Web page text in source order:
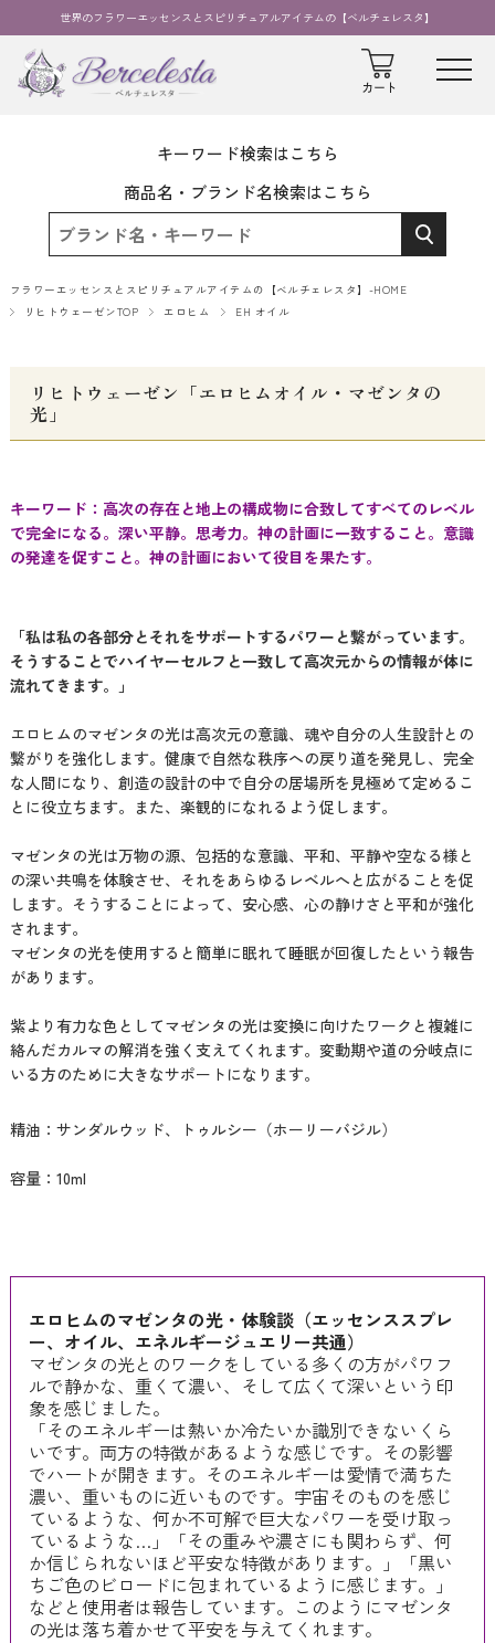
世界のフラワーエッセンスとスピリチュアルアイテムの【ベルチェレスタ】
キーワード検索はこちら
商品名・ブランド名検索はこちら
フラワーエッセンスとスピリチュアルアイテムの【ベルチェレスタ】-HOME
リヒトウェーゼンTOP
エロヒム EH オイル
リヒトウェーゼン「エロヒムオイル・マゼンタの
光」
キーワード：高次の存在と地上の構成物に合致してすべてのレベル
で完全になる。深い平静。思考力。神の計画に一致すること。意識
の発達を促すこと。神の計画において役目を果たす。
「私は私の各部分とそれをサポートするパワーと繋がっています。
そうすることでハイヤーセルフと一致して高次元からの情報が体に
流れてきます。」
エロヒムのマゼンタの光は高次元の意識、魂や自分の人生設計との
繋がりを強化します。健康で自然な秩序への戻り道を発見し、完全
な人間になり、創造の設計の中で自分の居場所を見極めて定めるこ
とに役立ちます。また、楽観的になれるよう促します。
マゼンタの光は万物の源、包括的な意識、平和、平静や空なる様と
の深い共鳴を体験させ、それをあらゆるレベルへと広がることを促
します。そうすることによって、安心感、心の静けさと平和が強化
されます。
マゼンタの光を使用すると簡単に眠れて睡眠が回復したという報告
があります。
紫より有力な色としてマゼンタの光は変換に向けたワークと複雑に
絡んだカルマの解消を強く支えてくれます。変動期や道の分岐点に
いる方のために大きなサポートになります。
精油：サンダルウッド、トゥルシー（ホーリーバジル）
容量：10ml
エロヒムのマゼンタの光・体験談（エッセンススプレ
ー、オイル、エネルギージュエリー共通）
マゼンタの光とのワークをしている多くの方がパワフ
ルで静かな、重くて濃い、そして広くて深いという印
象を感じました。
「そのエネルギーは熱いか冷たいか識別できないくら
いです。両方の特徴があるような感じです。その影響
でハートが開きます。そのエネルギーは愛情で満ちた
濃い、重いものに近いものです。宇宙そのものを感じ
ているような、何か不可解で巨大なパワーを受け取っ
ているような…」「その重みや濃さにも関わらず、何
か信じられないほど平安な特徴があります。」「黒い
ちご色のビロードに包まれているように感じます。」
などと使用者は報告しています。このようにマゼンタ
の光は落ち着かせて平安を与えてくれます。